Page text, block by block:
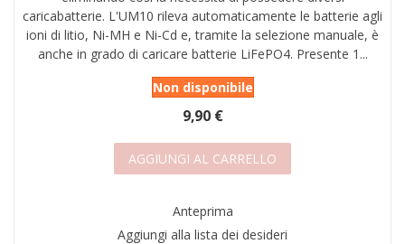
caricabatterie. L'UM10 rileva automaticamente le batterie agli
ioni di litio, Ni-MH e Ni-Cd e, tramite la selezione manuale, è
anche in grado di caricare batterie LiFePO4. Presente 1...
Non disponibile
9,90 €
AGGIUNGI AL CARRELLO
Anteprima
Aggiungi alla lista dei desideri